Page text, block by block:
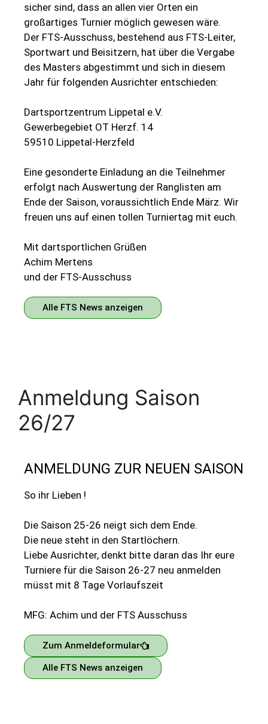
sicher sind, dass an allen vier Orten ein
großartiges Turnier möglich gewesen wäre.
Der FTS-Ausschuss, bestehend aus FTS-Leiter,
Sportwart und Beisitzern, hat über die Vergabe
des Masters abgestimmt und sich in diesem
Jahr für folgenden Ausrichter entschieden:
Dartsportzentrum Lippetal e.V.
Gewerbegebiet OT Herzf. 14
59510 Lippetal-Herzfeld
Eine gesonderte Einladung an die Teilnehmer
erfolgt nach Auswertung der Ranglisten am
Ende der Saison, voraussichtlich Ende März. Wir
freuen uns auf einen tollen Turniertag mit euch.
Mit dartsportlichen Grüßen
Achim Mertens
und der FTS-Ausschuss
Alle FTS News anzeigen
Anmeldung Saison
26/27
ANMELDUNG ZUR NEUEN SAISON
So ihr Lieben !
Die Saison 25-26 neigt sich dem Ende.
Die neue steht in den Startlöchern.
Liebe Ausrichter, denkt bitte daran das Ihr eure
Turniere für die Saison 26-27 neu anmelden
müsst mit 8 Tage Vorlaufszeit
MFG: Achim und der FTS Ausschuss
Zum Anmeldeformular
Alle FTS News anzeigen